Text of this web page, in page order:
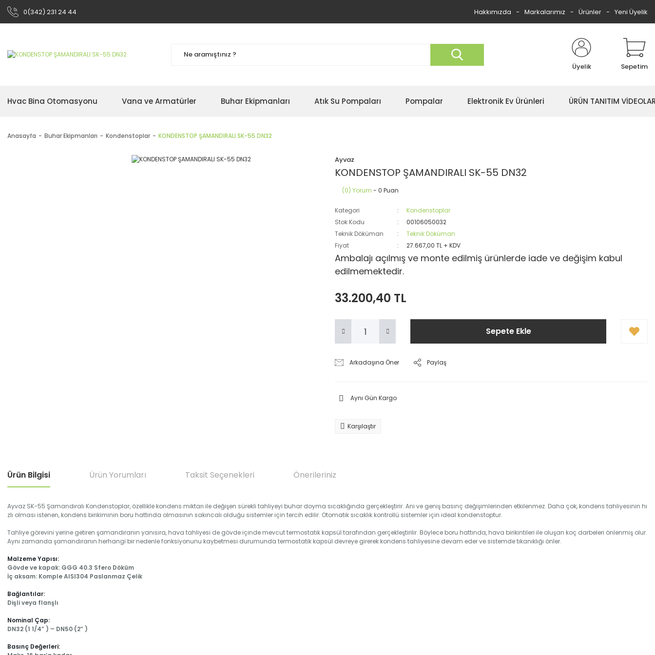
0(342) 231 24 44 Hakkımızda Markalarımız Ürünler Yeni Üyelik
Üyelik Sepetim
Hvac Bina Otomasyonu Vana ve Armatürler Buhar Ekipmanları Atık Su Pompaları Pompalar Elektronik Ev Ürünleri ÜRÜN TANITIM
Anasayfa Buhar Ekipmanları Kondenstoplar KONDENSTOP ŞAMANDIRALI SK-55 DN32
Ayvaz
KONDENSTOP ŞAMANDIRALI SK-55 DN32
(0) Yorum - 0 Puan
Kategori
Kondenstoplar
Stok Kodu
00106050032
Teknik Döküman
Teknik Döküman
Fiyat
27.667,00 TL + KDV
Ambalajı açılmış ve monte edilmiş ürünlerde iade ve değişim kabul
edilmemektedir.
33.200,40 TL
Sepete Ekle
Arkadaşına Öner Paylaş
Aynı Gün Kargo
Karşılaştır
Ürün Bilgisi Ürün Yorumları Taksit Seçenekleri Önerileriniz
Ayvaz SK-55 Şamandıralı Kondenstoplar, özellikle kondens miktarı ile değişen sürekli tahliyeyi buhar doyma sıcaklığında gerçekleştirir. Ani ve geniş basınç değişimlerinden etkilenmez. Daha çok, kondens tahliyesinin hı
zlı olması istenen, kondens birikiminin boru hattında olmasının sakıncalı olduğu sistemler için tercih edilir. Otomatik sıcaklık kontrollü sistemler için ideal kondenstoptur.
Tahliye görevini yerine getiren şamandıranın yanısıra, hava tahliyesi de gövde içinde mevcut termostatik kapsül tarafından gerçekleştirilir. Böylece boru hattında, hava birikintileri ile oluşan koç darbeleri önlenmiş olur.
Aynı zamanda şamandıranın herhangi bir nedenle fonksiyonunu kaybetmesi durumunda termostatik kapsül devreye girerek kondens tahliyesine devam eder ve sistemde tıkanıklığı önler.
Malzeme Yapısı:
Gövde ve kapak: GGG 40.3 Sfero Döküm
İç aksam: Komple AISI304 Paslanmaz Çelik
Bağlantılar:
Dişli veya flanşlı
Nominal Çap:
DN32 (1 1/4” ) – DN50 (2” )
Basınç Değerleri: